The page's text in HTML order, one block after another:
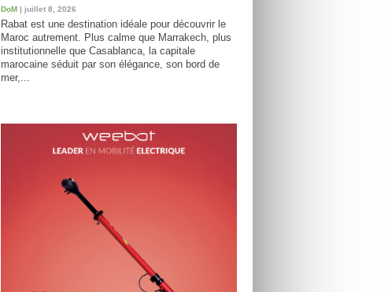
DoM | juillet 8, 2026
Rabat est une destination idéale pour découvrir le
Maroc autrement. Plus calme que Marrakech, plus
institutionnelle que Casablanca, la capitale
marocaine séduit par son élégance, son bord de
mer,...